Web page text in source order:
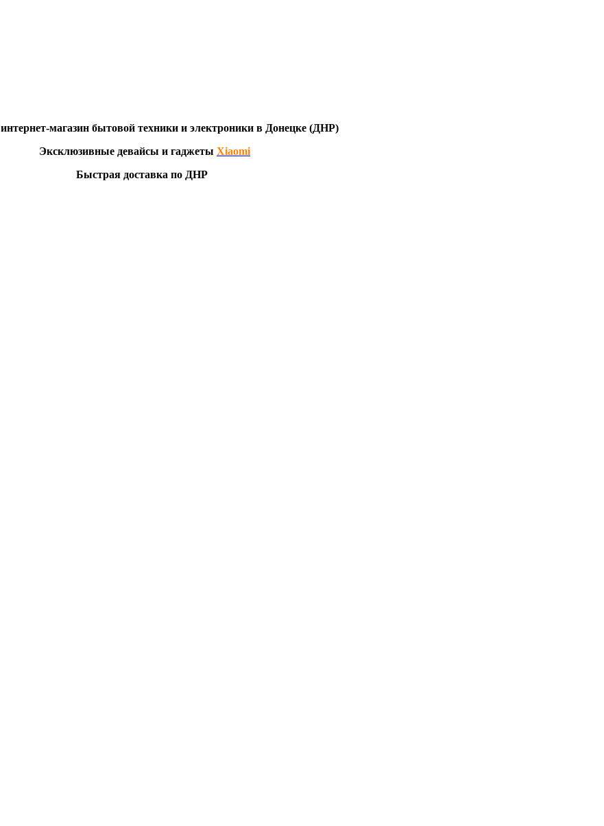
интернет-магазин бытовой техники и электроники в Донецке (ДНР)
Эксклюзивные девайсы и гаджеты Xiaomi
Быстрая доставка по ДНР